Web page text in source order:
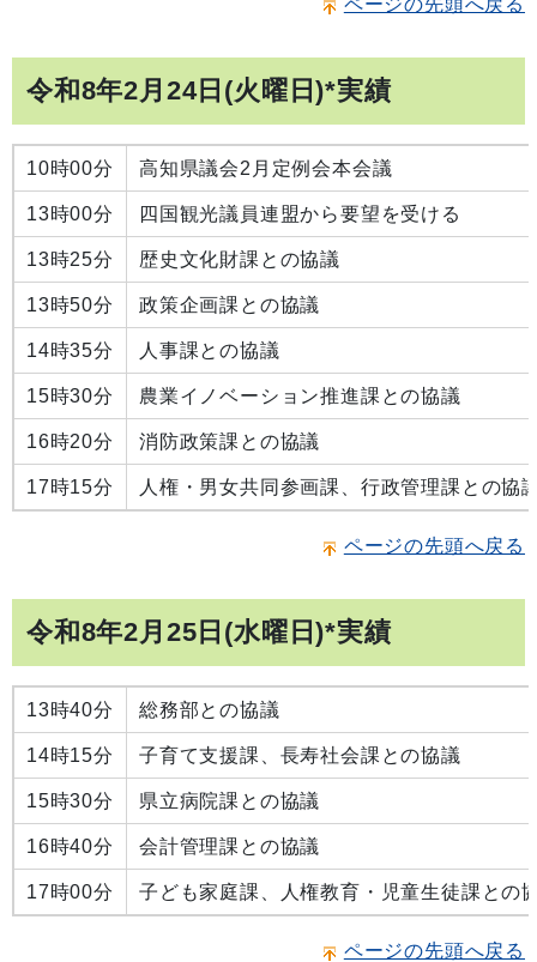
ページの先頭へ戻る
令和8年2月24日(火曜日)*実績
10時00分 高知県議会2月定例会本会議
13時00分 四国観光議員連盟から要望を受ける
13時25分 歴史文化財課との協議
13時50分 政策企画課との協議
14時35分 人事課との協議
15時30分 農業イノベーション推進課との協議
16時20分 消防政策課との協議
17時15分 人権・男女共同参画課、行政管理課との協
ページの先頭へ戻る
令和8年2月25日(水曜日)*実績
13時40分 総務部との協議
14時15分 子育て支援課、長寿社会課との協議
15時30分 県立病院課との協議
16時40分 会計管理課との協議
17時00分 子ども家庭課、人権教育・児童生徒課との
ページの先頭へ戻る